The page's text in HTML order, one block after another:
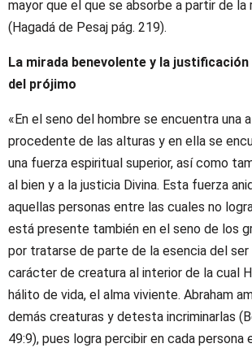
mayor que el que se absorbe a partir de la
(Hagadá de Pesaj pág. 219).
La mirada benevolente y la
del prójimo
«En el seno del hombre se encuentra una
procedente de las alturas y en ella se
una fuerza espiritual superior, así como
al bien y a la justicia Divina. Esta fuerza
aquellas personas entre las cuales no
está presente también en el seno de los
por tratarse de parte de la esencia del ser
carácter de creatura al interior de la cual
hálito de vida, el alma viviente. Abraham
demás creaturas y detesta incriminarlas
49:9), pues logra percibir en cada persona